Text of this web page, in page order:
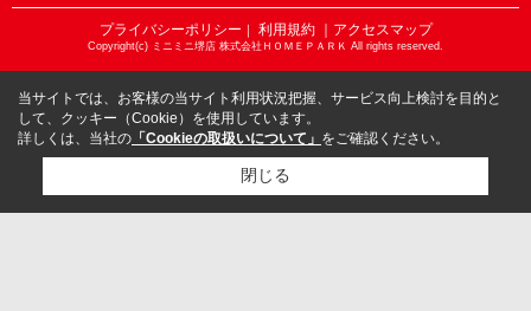
プライバシーポリシー 利用規約 ｜アクセスマップ
Copyright(c) ミニミニ堺店 株式会社ＨＯＭＥＰＡＲＫ All rights reserved.
当サイトでは、お客様の当サイト利用状況把握、サービス向上検討を目的と
して、クッキー（Cookie）を使用しています。
詳しくは、当社の 「Cookieの取扱いについて」 をご確認ください。
閉じる